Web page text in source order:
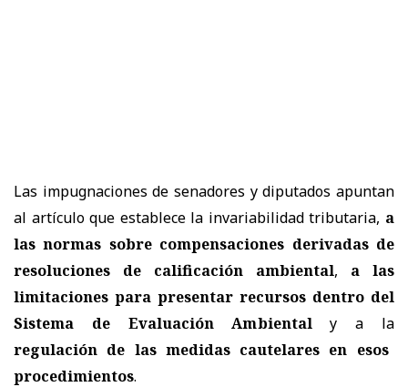
Las impugnaciones de senadores y diputados apuntan
al artículo que establece la invariabilidad tributaria, a
las normas sobre compensaciones derivadas de
resoluciones de calificación ambiental, a las
limitaciones para presentar recursos dentro del
Sistema de Evaluación Ambientaly a la
regulación de las medidas cautelares en esos
procedimientos.